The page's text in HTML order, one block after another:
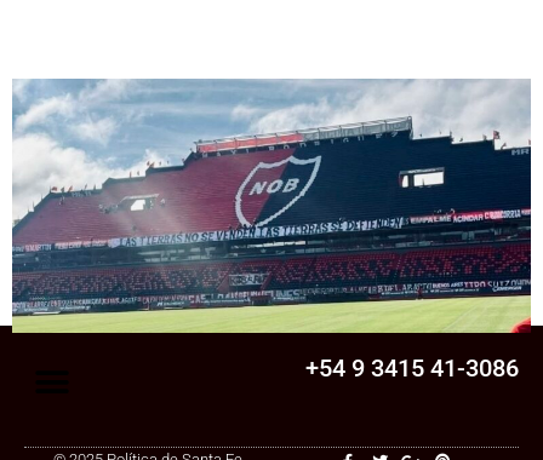
Senado
La Legislatura aprobó una ley clave para
una cooperativa de Santa Fe: ¿qué
cambia?
+54 9 3415 41-3086